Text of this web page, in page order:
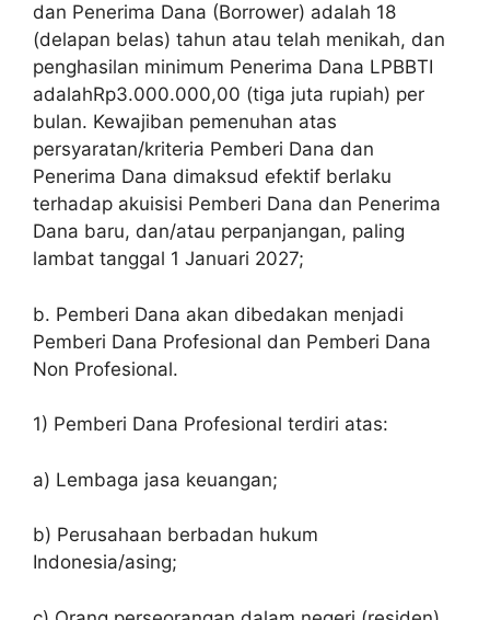
dan Penerima Dana (Borrower) adalah 18
(delapan belas) tahun atau telah menikah, dan
penghasilan minimum Penerima Dana LPBBTI
adalahRp3.000.000,00 (tiga juta rupiah) per
bulan. Kewajiban pemenuhan atas
persyaratan/kriteria Pemberi Dana dan
Penerima Dana dimaksud efektif berlaku
terhadap akuisisi Pemberi Dana dan Penerima
Dana baru, dan/atau perpanjangan, paling
lambat tanggal 1 Januari 2027;
b. Pemberi Dana akan dibedakan menjadi
Pemberi Dana Profesional dan Pemberi Dana
Non Profesional.
1) Pemberi Dana Profesional terdiri atas:
a) Lembaga jasa keuangan;
b) Perusahaan berbadan hukum
Indonesia/asing;